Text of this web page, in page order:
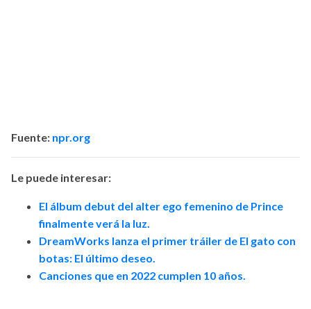
Fuente: npr.org
Le puede interesar:
El álbum debut del alter ego femenino de Prince
finalmente verá la luz.
DreamWorks lanza el primer tráiler de El gato con
botas: El último deseo.
Canciones que en 2022 cumplen 10 años.